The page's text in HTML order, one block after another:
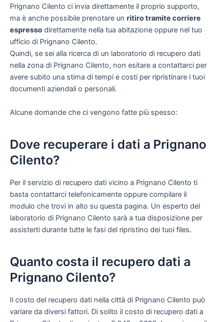
Prignano Cilento ci invia direttamente il proprio supporto,
ma è anche possibile prenotare un ritiro tramite corriere
espresso direttamente nella tua abitazione oppure nel tuo
ufficio di Prignano Cilento.
Quindi, se sei alla ricerca di un laboratorio di recupero dati
nella zona di Prignano Cilento, non esitare a contattarci per
avere subito una stima di tempi e costi per ripristinare i tuoi
documenti aziendali o personali.
Alcune domande che ci vengono fatte più spesso:
Dove recuperare i dati a Prignano
Cilento?
Per il servizio di recupero dati vicino a Prignano Cilento ti
basta contattarci telefonicamente oppure compilare il
modulo che trovi in alto su questa pagina. Un esperto del
laboratorio di Prignano Cilento sarà a tua disposizione per
assisterti durante tutte le fasi del ripristino dei tuoi files.
Quanto costa il recupero dati a
Prignano Cilento?
Il costo del recupero dati nella città di Prignano Cilento può
variare da diversi fattori. Di solito il costo di recupero dati a